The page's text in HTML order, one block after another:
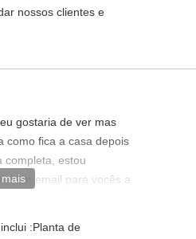
ou
em alguns dos
nossos clientes e
gostaria de ver mas
como fica a casa depois
completa, estou
um email para vocês a
Aguardo um
Benedito de Sousa
:Planta de